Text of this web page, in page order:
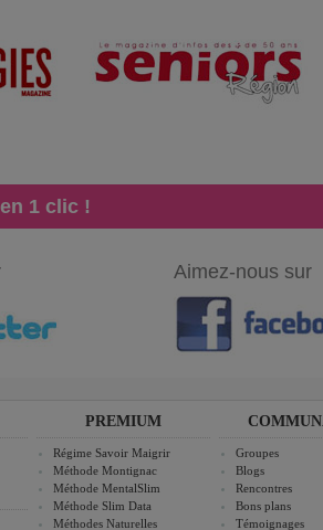
1 clic !
Aimez-nous sur
PREMIUM
Régime Savoir Maigrir
Méthode Montignac
Méthode MentalSlim
Méthode Slim Data
Méthodes Naturelles
Groupes
Blogs
Rencontres
Bons plans
Témoignages